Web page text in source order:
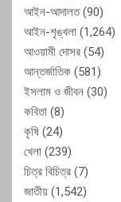
আইন-আদালত(90)
আইন-শৃঙ্খলা (1,264)
আওয়ামী দোসর (54)
আন্তর্জাতিক (581)
ইসলাম ও জীবন (30)
কবিতা (8)
কৃষি (24)
খেলা (239)
চিত্র বিচিত্র (7)
জাতীয় (1,542)